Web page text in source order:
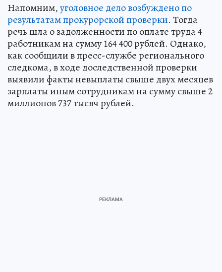
Напомним,уголовное дело возбуждено по
результатам прокурорской проверки. Тогда
речь шла о задолженности по оплате труда 4
работникам на сумму 164 400 рублей. Однако,
как сообщили в пресс-службе регионального
следкома, в ходе доследственной проверки
выявили факты невыплаты свыше двух месяцев
зарплаты иным сотрудникам на сумму свыше 2
миллионов 737 тысяч рублей.